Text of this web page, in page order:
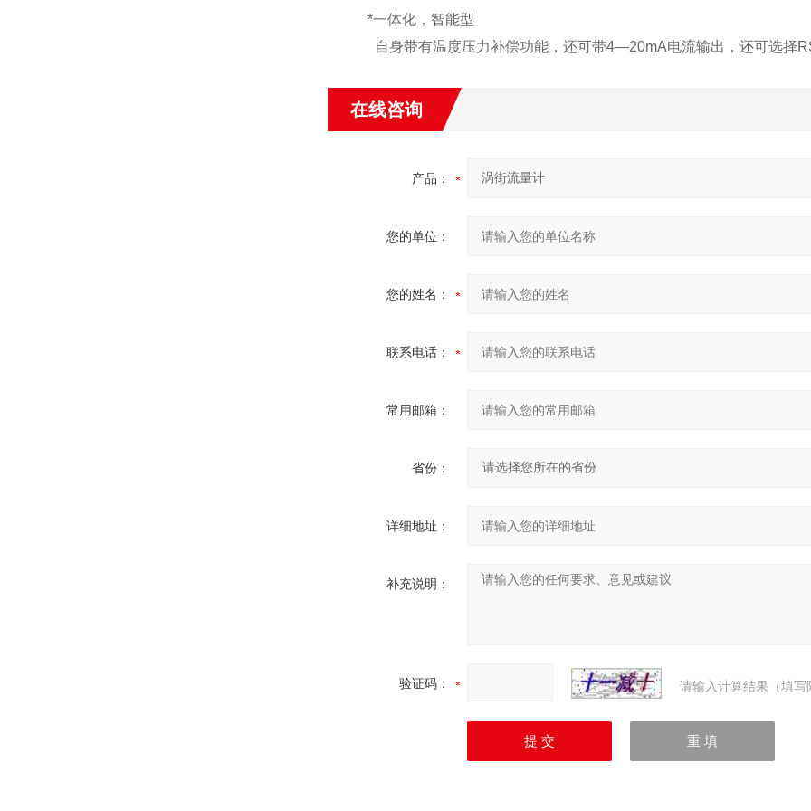
*一体化，智能型
自身带有温度压力补偿功能，还可带4—20mA电流输出，还可选择
在线咨询
产品：
您的单位：
您的姓名：
联系电话：
常用邮箱：
省份：
详细地址：
补充说明：
验证码： 请输入计算结果（填